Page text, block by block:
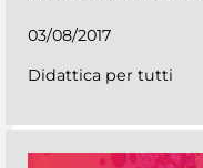
03/08/2017
Didattica per tutti